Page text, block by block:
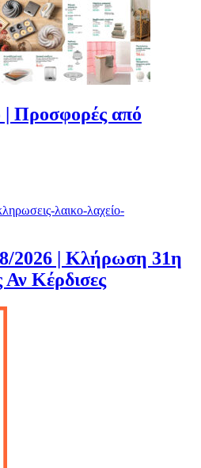
Προσφορές από
2026 | Κλήρωση 31η
Αν Κέρδισες